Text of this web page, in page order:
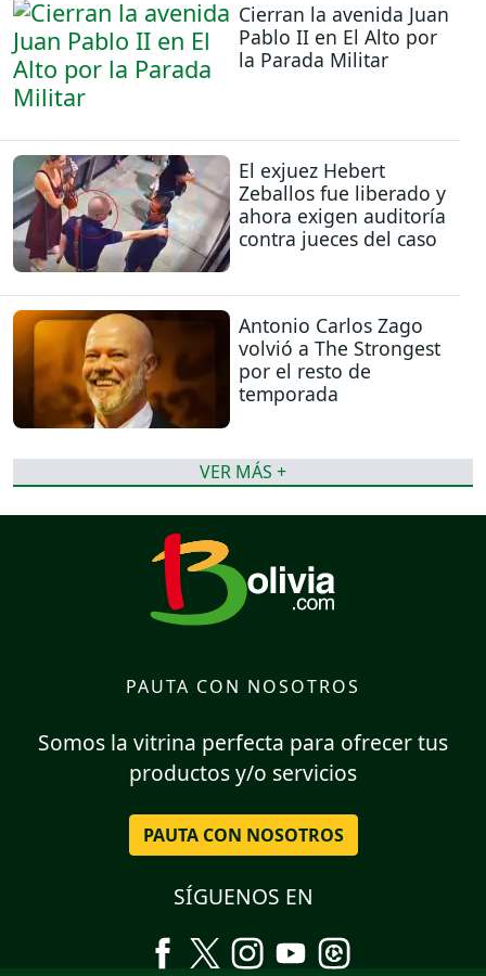
Cierran la avenida Juan
Pablo II en El Alto por
la Parada Militar
El exjuez Hebert
Zeballos fue liberado y
ahora exigen auditoría
contra jueces del caso
Antonio Carlos Zago
volvió a The Strongest
por el resto de
temporada
VER MÁS +
PAUTA CON NOSOTROS
Somos la vitrina perfecta para ofrecer tus
productos y/o servicios
PAUTA CON NOSOTROS
SÍGUENOS EN